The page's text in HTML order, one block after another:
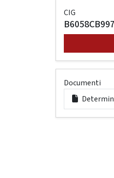
CIG
B6058CB997
Documenti